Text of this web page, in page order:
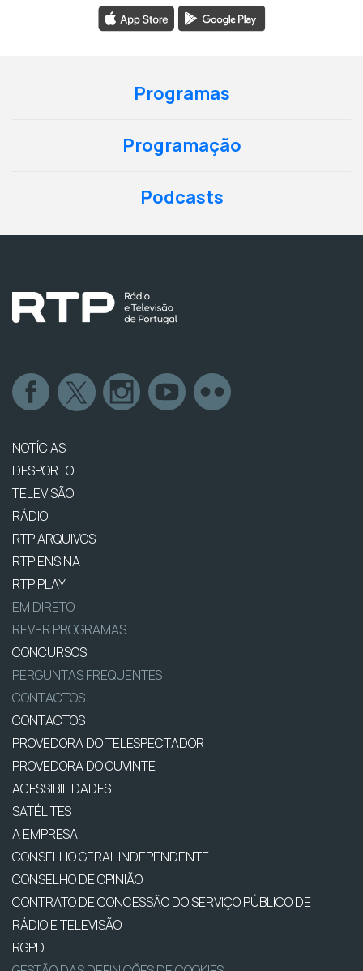
Programas
Programação
Podcasts
NOTÍCIAS
DESPORTO
TELEVISÃO
RÁDIO
RTP ARQUIVOS
RTP ENSINA
RTP PLAY
EM DIRETO
REVER PROGRAMAS
CONCURSOS
PERGUNTAS FREQUENTES
CONTACTOS
CONTACTOS
PROVEDORA DO TELESPECTADOR
PROVEDORA DO OUVINTE
ACESSIBILIDADES
SATÉLITES
A EMPRESA
CONSELHO GERAL INDEPENDENTE
CONSELHO DE OPINIÃO
CONTRATO DE CONCESSÃO DO SERVIÇO PÚBLICO DE
RÁDIO E TELEVISÃO
RGPD